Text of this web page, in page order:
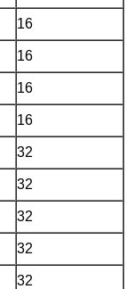
16
16
16
16
32
32
32
32
32